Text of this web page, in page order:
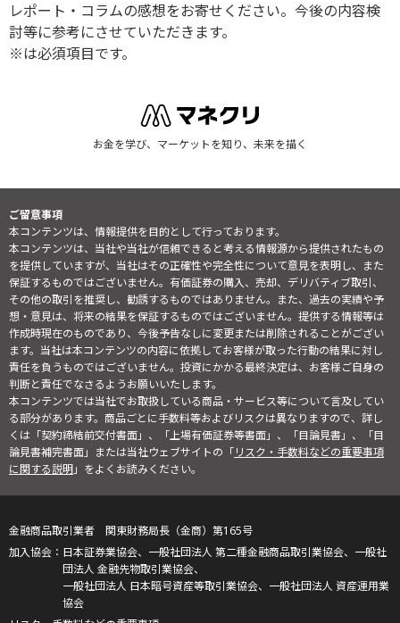
レポート・コラムの感想をお寄せください。今後の内容検
討等に参考にさせていただきます。
※は必須項目です。
お金を学び、マーケットを知り、未来を描く
ご留意事項
本コンテンツは、情報提供を目的として行っております。
本コンテンツは、当社や当社が信頼できると考える情報源から提供されたもの
を提供していますが、当社はその正確性や完全性について意見を表明し、また
保証するものではございません。有価証券の購入、売却、デリバティブ取引、
その他の取引を推奨し、勧誘するものではありません。また、過去の実績や予
想・意見は、将来の結果を保証するものではございません。提供する情報等は
作成時現在のものであり、今後予告なしに変更または削除されることがござい
ます。当社は本コンテンツの内容に依拠してお客様が取った行動の結果に対し
責任を負うものではございません。投資にかかる最終決定は、お客様ご自身の
判断と責任でなさるようお願いいたします。
本コンテンツでは当社でお取扱している商品・サービス等について言及してい
る部分があります。商品ごとに手数料等およびリスクは異なりますので、詳し
くは「契約締結前交付書面」、「上場有価証券等書面」、「目論見書」、「目
論見書補完書面」または当社ウェブサイトの「リスク・手数料などの重要事項
に関する説明」をよくお読みください。
金融商品取引業者 関東財務局長（金商）第165号
日本証券業協会、一般社団法人 第二種金融商品取引業協会、一般社
団法人 金融先物取引業協会、
一般社団法人 日本暗号資産等取引業協会、一般社団法人 資産運用業
協会